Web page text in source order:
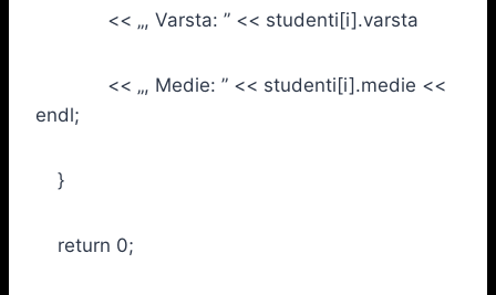
<< „, Varsta: ” << studenti[i].varsta
<< „, Medie: ” << studenti[i].medie <<
endl;
}
return 0;